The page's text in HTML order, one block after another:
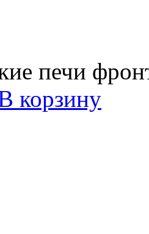
печи
корзину